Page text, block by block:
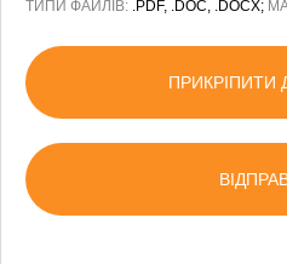
ТИПИ ФАЙЛІВ: .PDF, .DOC, .DOCX;
ПРИКРІПИТИ